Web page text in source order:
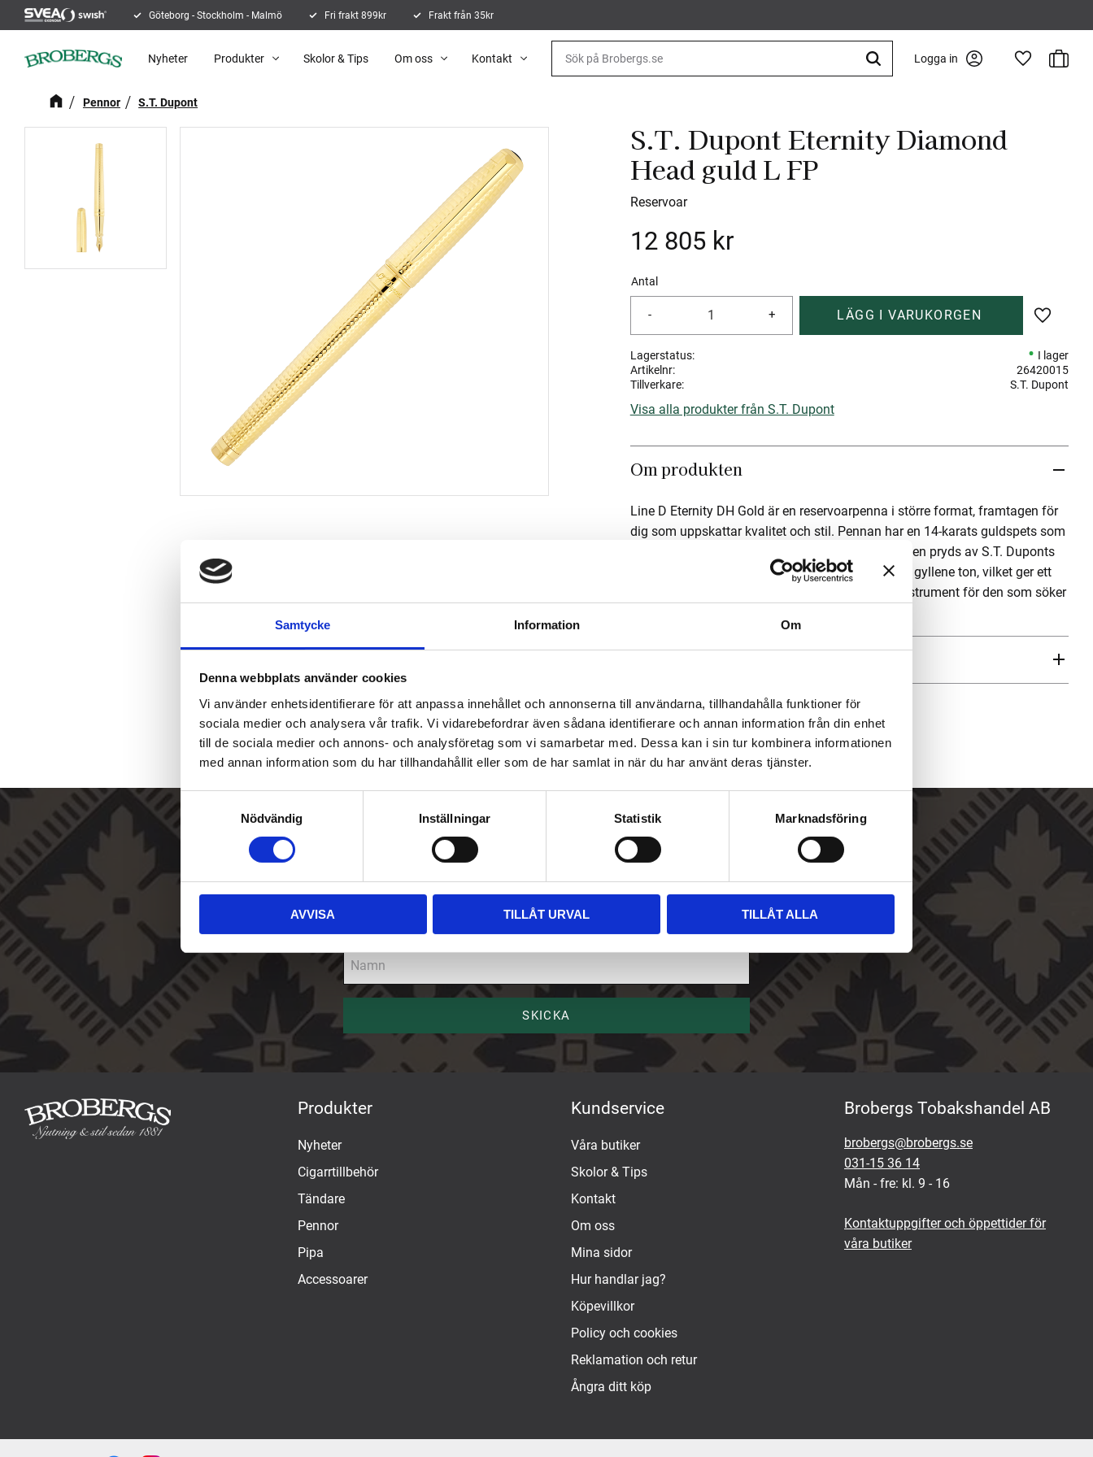
Samtycke Information Om
Denna webbplats använder cookies
Vi använder enhetsidentifierare för att anpassa innehållet och annonserna till användarna, tillhandahålla funktioner för
sociala medier och analysera vår trafik. Vi vidarebefordrar även sådana identifierare och annan information från din enhet
till de sociala medier och annons- och analysföretag som vi samarbetar med. Dessa kan i sin tur kombinera informationen
med annan information som du har tillhandahållit eller som de har samlat in när du har använt deras tjänster.
a
s
v
a
Nödvändig Inställningar Statistik Marknadsföring
AVVISA TILLÅT URVAL TILLÅT ALLA
Göteborg - Stockholm - Malmö Fri frakt 899kr Frakt från 35kr
Logga in Favoriter
Nyheter Produkter Skolor & Tips Om oss Kontakt
Pennor S.T. Dupont
S.T. Dupont Eternity Diamond
Head guld L FP
Reservoar
12 805kr
Antal
+
-
Lägg till
Lagerstatus
I lager
Artikelnr
26420015
Tillverkare
S.T. Dupont
Visa alla produkter från S.T. Dupont
Om produkten
Line D Eternity DH Gold är en reservoarpenna i större format, framtagen för
dig som uppskattar kvalitet och stil. Pennan har en 14-karats guldspets som
ger en jämn och behaglig skrivupplevelse. Designen pryds av S.T. Duponts
karakteristiska diamantmönstrade guillochering i gyllene ton, vilket ger ett
tidlöst och sofistikerat uttryck. Ett välgjort skrivinstrument för den som söker
Skriv upp dig på vårt nyhetsbrev
Namn
SKICKA
Produkter
Nyheter
Cigarrtillbehör
Tändare
Pennor
Pipa
Accessoarer
Kundservice
Våra butiker
Skolor & Tips
Kontakt
Om oss
Mina sidor
Hur handlar jag?
Köpevillkor
Policy och cookies
Reklamation och retur
Ångra ditt köp
Brobergs Tobakshandel AB
brobergs@brobergs.se
031-15 36 14
Mån - fre: kl. 9 - 16
Kontaktuppgifter och öppettider för
våra butiker